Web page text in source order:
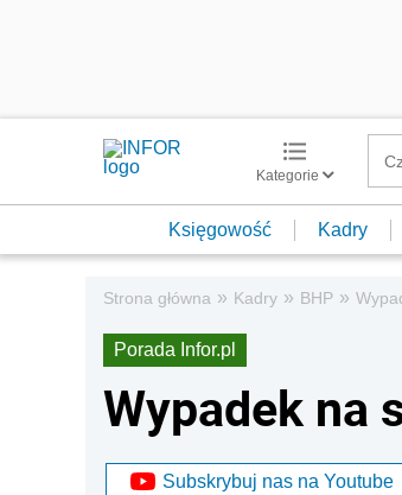
Kategorie
Księgowość Kadry
Strona główna » Kadry » BHP »
Porada Infor.pl
Wypadek na
Subskrybuj nas na Youtube